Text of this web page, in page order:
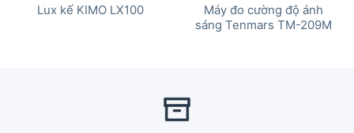
Lux kế KIMO LX100
Máy đo cường độ ánh
sáng Tenmars TM-209M